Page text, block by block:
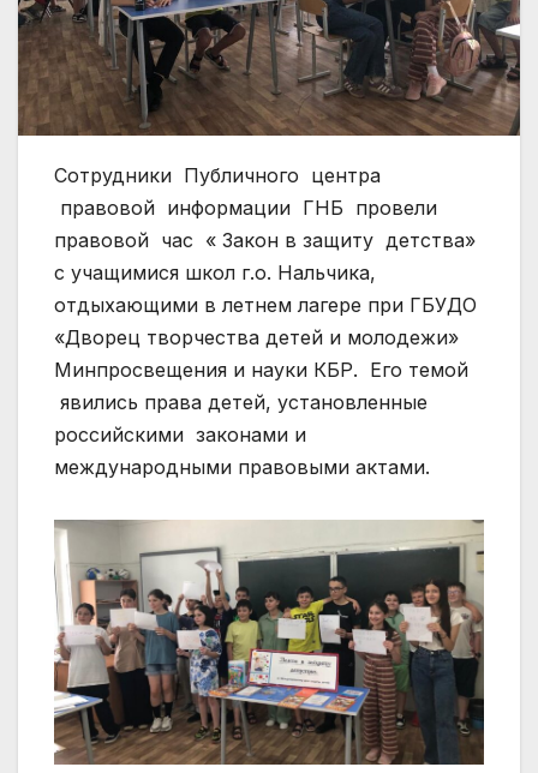
Сотрудники Публичного центра
правовой информации ГНБ провели
правовой час « Закон в защиту детства»
с учащимися школ г.о. Нальчика,
отдыхающими в летнем лагере при ГБУДО
«Дворец творчества детей и молодежи»
Минпросвещения и науки КБР. Его темой
явились права детей, установленные
российскими законами и
международными правовыми актами.